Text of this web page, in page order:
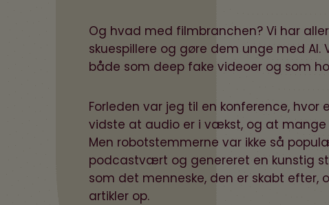
Og hvad med filmbranchen? Vi har
skuespillere og gøre dem unge med
både som deep fake videoer og som
Forleden var jeg til en konference,
vidste at audio er i vækst, og at
Men robotstemmerne var ikke så
podcastvært og genereret en kunstig
som det menneske, den er skabt
artikler op.